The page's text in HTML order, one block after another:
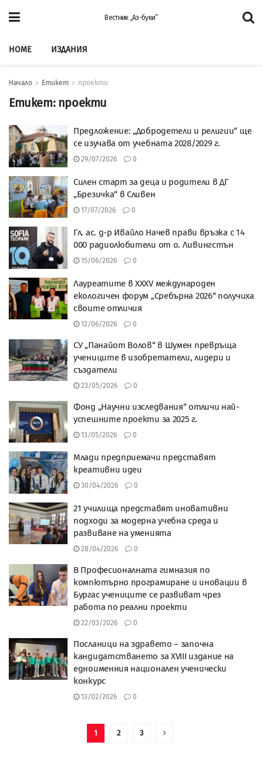
Вестник „Аз-буки”
HOME ИЗДАНИЯ
Начало Етикет проекти
Етикет: проекти
Предложение: „Добродетели и религии“ ще
се изучава от учебната 2028/2029 г.
29/07/2026 0
Силен старт за деца и родители в ДГ
„Брезичка“ в Сливен
17/07/2026 0
Гл. ас. д-р Ивайло Начев прави връзка с 14
000 радиолюбители от о. Ливингстън
15/06/2026 0
Лауреатите в XXXV международен
екологичен форум „Сребърна 2026“ получиха
своите отличия
12/06/2026 0
СУ „Панайот Волов“ в Шумен превръща
учениците в изобретатели, лидери и
създатели
23/05/2026 0
Фонд „Научни изследвания“ отличи най-
успешните проекти за 2025 г.
13/05/2026 0
Млади предприемачи представят
креативни идеи
30/04/2026 0
21 училища представят иновативни
подходи за модерна учебна среда и
развиване на уменията
28/04/2026 0
В Професионалната гимназия по
компютърно програмиране и иновации в
Бургас учениците се развиват чрез
работа по реални проекти
22/03/2026 0
Посланици на здравето – започна
кандидатстването за XVIII издание на
едноименния национален ученически
конкурс
13/02/2026 0
1 2 3